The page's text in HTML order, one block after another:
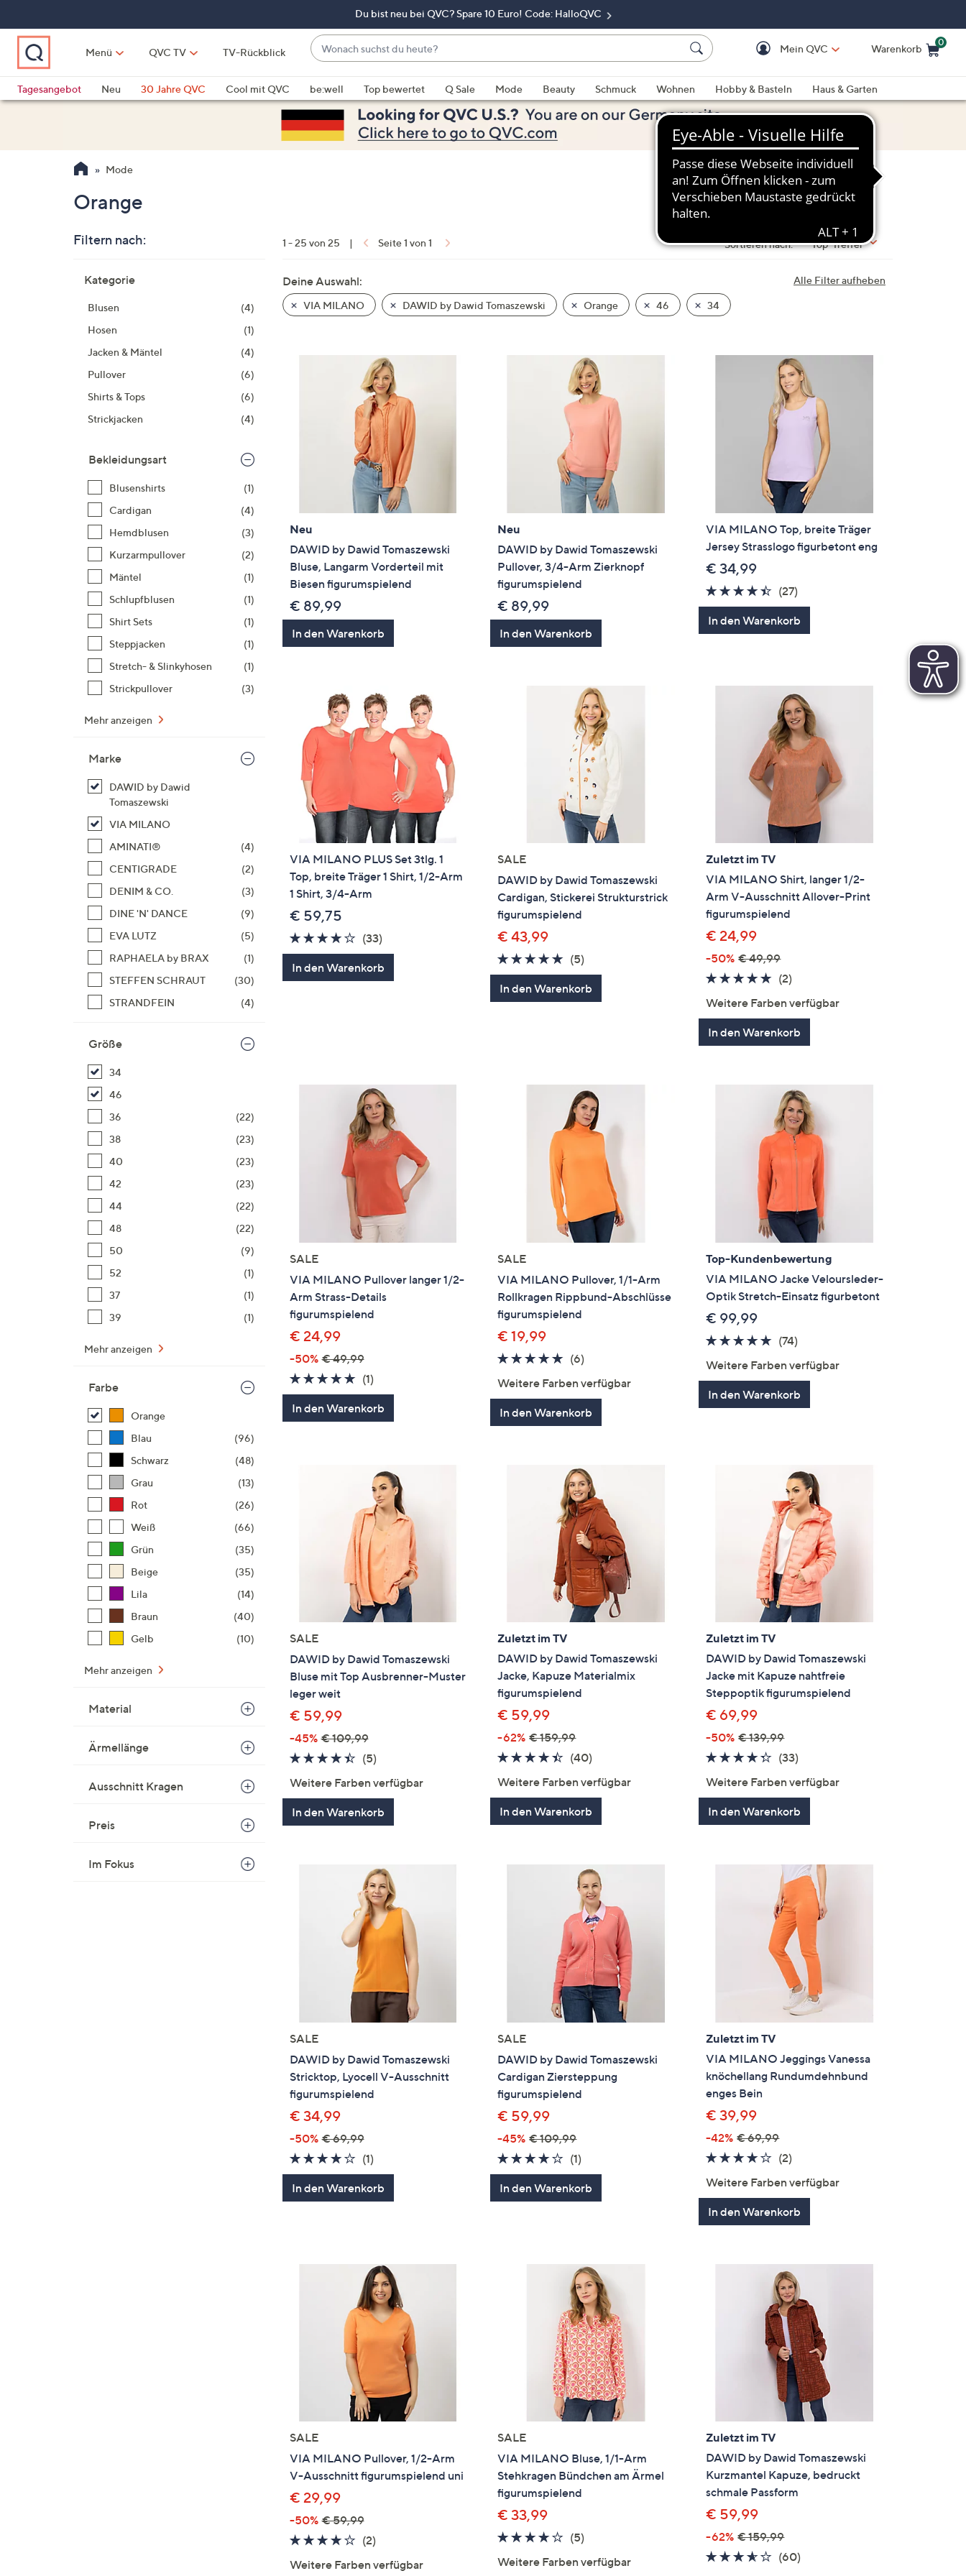
springen
Du bist neu bei QVC? Spare 10 Euro! Code: HalloQVC
Menü QVC TV TV-Rückblick
Wonach
suchst
du
heute?
Vorschläge
verfügbar
sind,
verwenden
und
unten
oder
wischen
anzuzeigen.
Mein QVC Warenkorb
0
Tagesangebot
Neu 30 Jahre QVC Cool mit QVC be:well Top bewertet Q Sale Mode Beauty Schmuck Wohnen Hobby & Basteln
Haus & Garten
Mode
Orange
Filtern nach:
Produktliste
Kategorie
Blusen
(4)
Hosen
(1)
Jacken & Mäntel
(4)
Pullover
(6)
Shirts & Tops
(6)
Strickjacken
(4)
Bekleidungsart
Blusenshirts
(1)
Cardigan
(4)
Hemdblusen
(3)
Kurzarmpullover
(2)
Mäntel
(1)
Schlupfblusen
(1)
Shirt Sets
(1)
Steppjacken
(1)
Stretch- & Slinkyhosen
(1)
Strickpullover
(3)
Mehr anzeigen
Marke
DAWID by Dawid
Tomaszewski
VIA MILANO
AMINATI®
(4)
CENTIGRADE
(2)
DENIM & CO.
(3)
DINE 'N' DANCE
(9)
EVA LUTZ
(5)
RAPHAELA by BRAX
(1)
STEFFEN SCHRAUT
(30)
STRANDFEIN
(4)
Größe
34
46
36
(22)
38
(23)
40
(23)
42
(23)
44
(22)
48
(22)
50
(9)
52
(1)
37
(1)
39
(1)
Mehr anzeigen
Farbe
Orange
Blau
(96)
Schwarz
(48)
Grau
(13)
Rot
(26)
Weiß
(66)
Grün
(35)
Beige
(35)
Lila
(14)
Braun
(40)
Gelb
(10)
Mehr anzeigen
Material
Ärmellänge
Ausschnitt Kragen
Preis
Im Fokus
1 - 25 von 25 | Seite 1 von 1 Sortieren nach: Top-Treffer
Alle Filter aufheben
Deine Auswahl:
VIA MILANO DAWID by Dawid Tomaszewski Orange 46 34
Neu
DAWID by Dawid Tomaszewski
Bluse, Langarm Vorderteil mit
Biesen figurumspielend
€ 89,99
In den Warenkorb
Neu
DAWID by Dawid Tomaszewski
Pullover, 3/4-Arm Zierknopf
figurumspielend
€ 89,99
In den Warenkorb
VIA MILANO Top, breite Träger
Jersey Strasslogo figurbetont eng
€ 34,99
4.4
von
5
(27)
Bewertungen
In den Warenkorb
VIA MILANO PLUS Set 3tlg. 1
Top, breite Träger 1 Shirt, 1/2-Arm
1 Shirt, 3/4-Arm
€ 59,75
4.1
von
5
(33)33
Bewertungen
In den Warenkorb
SALE
DAWID by Dawid Tomaszewski
Cardigan, Stickerei Strukturstrick
figurumspielend
€ 43,99
5.0
von
5
(5)
Bewertungen
In den Warenkorb
Zuletzt im TV
VIA MILANO Shirt, langer 1/2-
Arm V-Ausschnitt Allover-Print
figurumspielend
€ 24,99
-50% € 49,99
5.0
(2)
Weitere Farben verfügbar
In den Warenkorb
SALE
VIA MILANO Pullover langer 1/2-
Arm Strass-Details
figurumspielend
€ 24,99
-50% € 49,99
5.0
von
5
(1)1
Bewertungen
In den Warenkorb
SALE
VIA MILANO Pullover, 1/1-Arm
Rollkragen Rippbund-Abschlüsse
figurumspielend
€ 19,99
5.0
5
(6)
Weitere Farben verfügbar
In den Warenkorb
Top-Kundenbewertung
VIA MILANO Jacke Veloursleder-
Optik Stretch-Einsatz figurbetont
€ 99,99
4.8
5
(74)
Weitere Farben verfügbar
In den Warenkorb
SALE
DAWID by Dawid Tomaszewski
Bluse mit Top Ausbrenner-Muster
leger weit
€ 59,99
-45% € 109,99
4.4
(5)5
Weitere Farben verfügbar
In den Warenkorb
Zuletzt im TV
DAWID by Dawid Tomaszewski
Jacke, Kapuze Materialmix
figurumspielend
€ 59,99
-62% € 159,99
4.3
(40)
Weitere Farben verfügbar
In den Warenkorb
Zuletzt im TV
DAWID by Dawid Tomaszewski
Jacke mit Kapuze nahtfreie
Steppoptik figurumspielend
€ 69,99
-50% € 139,99
4.2
(33)
Weitere Farben verfügbar
In den Warenkorb
SALE
DAWID by Dawid Tomaszewski
Stricktop, Lyocell V-Ausschnitt
figurumspielend
€ 34,99
-50% € 69,99
4.0
von
5
(1)1
Bewertungen
In den Warenkorb
SALE
DAWID by Dawid Tomaszewski
Cardigan Ziersteppung
figurumspielend
€ 59,99
-45% € 109,99
4.0
von
5
(1)
Bewertungen
In den Warenkorb
Zuletzt im TV
VIA MILANO Jeggings Vanessa
knöchellang Rundumdehnbund
enges Bein
€ 39,99
-42% € 69,99
4.0
5
(2)
Weitere Farben verfügbar
In den Warenkorb
SALE
VIA MILANO Pullover, 1/2-Arm
V-Ausschnitt figurumspielend uni
€ 29,99
-50% € 59,99
4.0
(2)2
Weitere Farben verfügbar
SALE
VIA MILANO Bluse, 1/1-Arm
Stehkragen Bündchen am Ärmel
figurumspielend
€ 33,99
3.6
(5)
Weitere Farben verfügbar
Zuletzt im TV
DAWID by Dawid Tomaszewski
Kurzmantel Kapuze, bedruckt
schmale Passform
€ 59,99
-62% € 159,99
3.5
(60)